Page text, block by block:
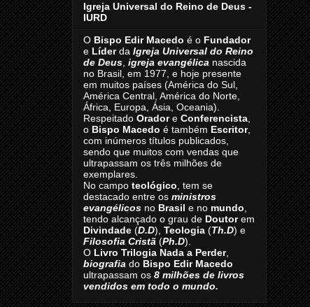
Igreja Universal do Reino de Deus -
IURD
O Bispo Edir Macedo é o Fundador
e Líderda Igreja Universal do Reino
de Deus, igreja evangélica nascida
no Brasil, em 1977, e hoje presente
em muitos países (América do Sul,
América Central, América do Norte,
África, Europa, Ásia, Oceania).
Respeitado Oradore Conferencista,
o Bispo Macedo é também Escritor,
com inúmeros títulos publicados,
sendo que muitos com vendas que
ultrapassam os três milhões de
exemplares.
No campo teológico, tem se
destacado entre os ministros
evangélicos no Brasil e no mundo,
tendo alcançado o grau de Doutorem
Divindade (D.D), Teologia (Th.D) e
Filosofia Cristã (Ph.D).
O Livro Trilogia Nada a Perder,
biografia do Bispo Edir Macedo
ultrapassam os 8 milhões de livros
vendidos em todo o mundo.